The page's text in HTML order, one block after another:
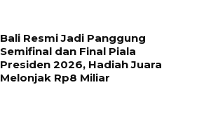
Bali Resmi Jadi Panggung
Semifinal dan Final Piala
Presiden 2026, Hadiah Juara
Melonjak Rp8 Miliar